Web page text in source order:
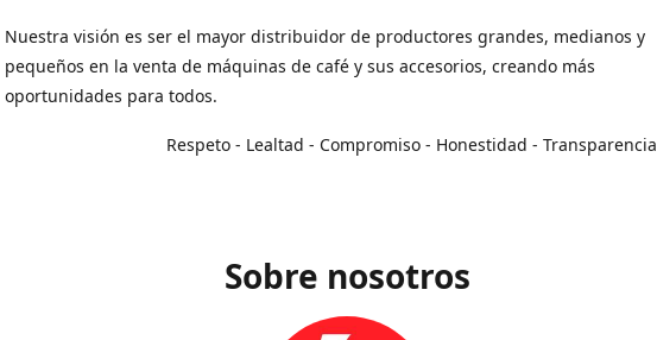
Nuestra visión es ser el mayor distribuidor de productores grandes, medianos y
pequeños en la venta de máquinas de café y sus accesorios, creando más
oportunidades para todos.
Respeto - Lealtad - Compromiso - Honestidad - Transparencia
Sobre nosotros